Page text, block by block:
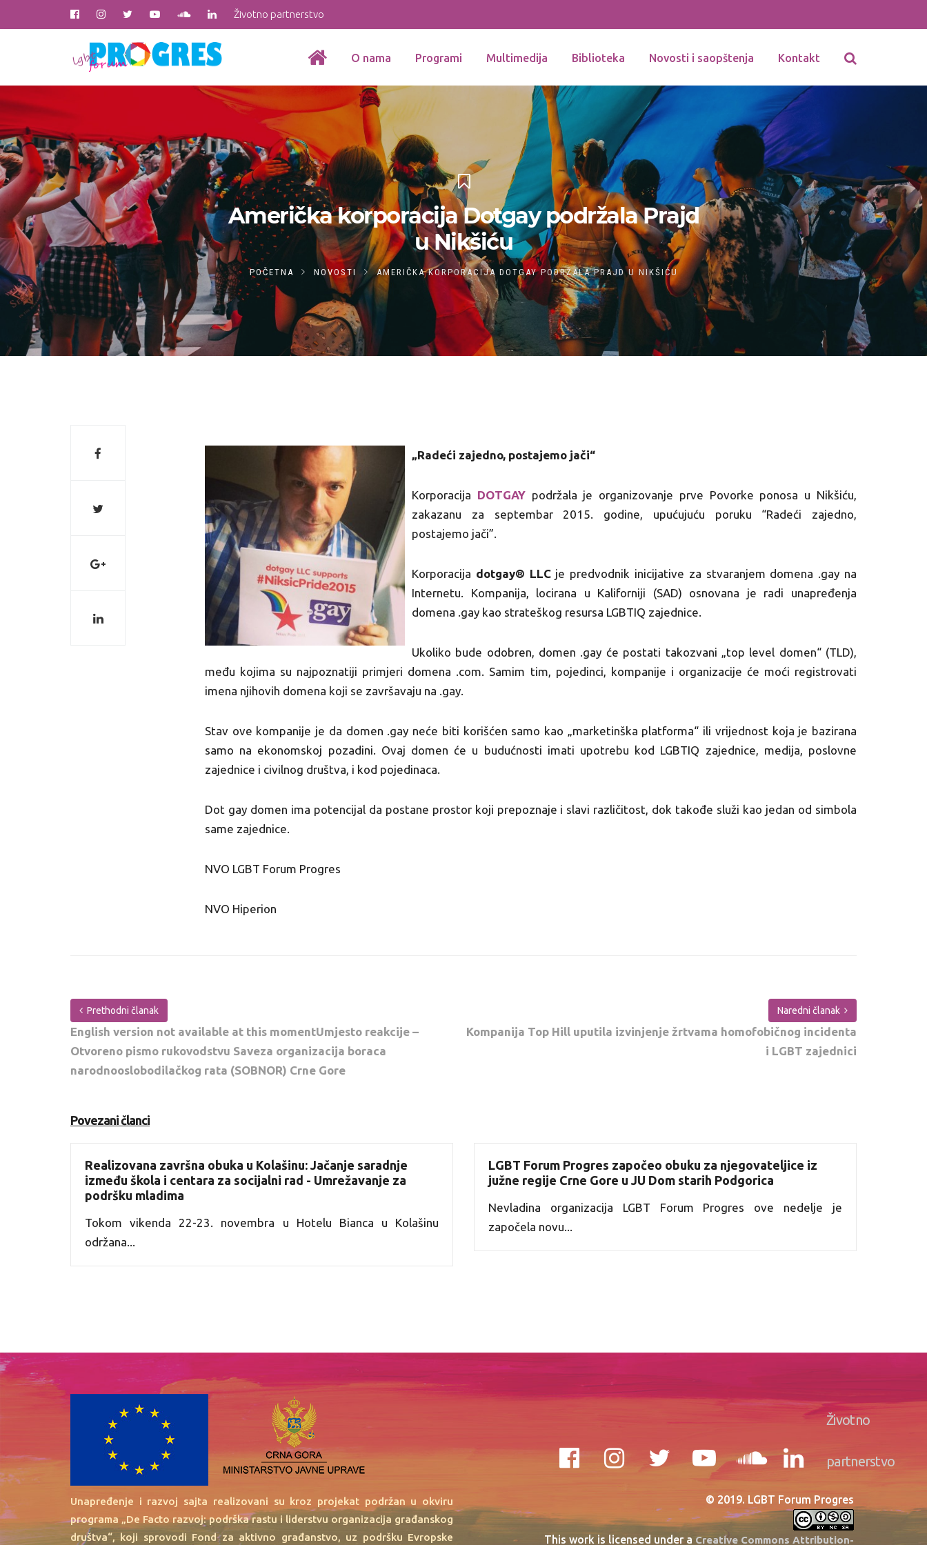
Životno partnerstvo
O nama Programi Multimedija Biblioteka Novosti i saopštenja Kontakt
Američka korporacija Dotgay podržala Prajd
u Nikšiću
POČETNA NOVOSTI AMERIČKA KORPORACIJA DOTGAY PODRŽALA PRAJD U NIKŠIĆU
„Radeći zajedno, postajemo jači“
Korporacija DOTGAYpodržala je organizovanje prve Povorke ponosa u Nikšiću,
zakazanu za septembar 2015. godine, upućujuću poruku “Radeći zajedno,
postajemo jači”.
Korporacija dotgay® LLCje predvodnik inicijative za stvaranjem domena .gay na
Internetu. Kompanija, locirana u Kaliforniji (SAD) osnovana je radi unapređenja
domena .gay kao strateškog resursa LGBTIQ zajednice.
Ukoliko bude odobren, domen .gay će postati takozvani „top level domen“ (TLD),
među kojima su najpoznatiji primjeri domena .com. Samim tim, pojedinci, kompanije i organizacije će moći registrovati
imena njihovih domena koji se završavaju na .gay.
Stav ove kompanije je da domen .gay neće biti korišćen samo kao „marketinška platforma“ ili vrijednost koja je bazirana
samo na ekonomskoj pozadini. Ovaj domen će u budućnosti imati upotrebu kod LGBTIQ zajednice, medija, poslovne
zajednice i civilnog društva, i kod pojedinaca.
Dot gay domen ima potencijal da postane prostor koji prepoznaje i slavi različitost, dok takođe služi kao jedan od simbola
same zajednice.
NVO LGBT Forum Progres
NVO Hiperion
Prethodni članak
English version not available at this momentUmjesto reakcije –
Otvoreno pismo rukovodstvu Saveza organizacija boraca
narodnooslobodilačkog rata (SOBNOR) Crne Gore
Naredni članak
Kompanija Top Hill uputila izvinjenje žrtvama homofobičnog incidenta
i LGBT zajednici
Povezani članci
Realizovana završna obuka u Kolašinu: Jačanje saradnje
između škola i centara za socijalni rad - Umrežavanje za
podršku mladima
Tokom vikenda 22-23. novembra u Hotelu Bianca u Kolašinu
održana...
LGBT Forum Progres započeo obuku za njegovateljice iz
južne regije Crne Gore u JU Dom starih Podgorica
Nevladina organizacija LGBT Forum Progres ove nedelje je
započela novu...
Unapređenje i razvoj sajta realizovani su kroz projekat podržan u okviru
programa „De Facto razvoj: podrška rastu i liderstvu organizacija građanskog
društva“, koji sprovodi Fond za aktivno građanstvo, uz podršku Evropske
Životno
partnerstvo
© 2019. LGBT Forum Progres
This work is licensed under a Creative Commons Attribution-